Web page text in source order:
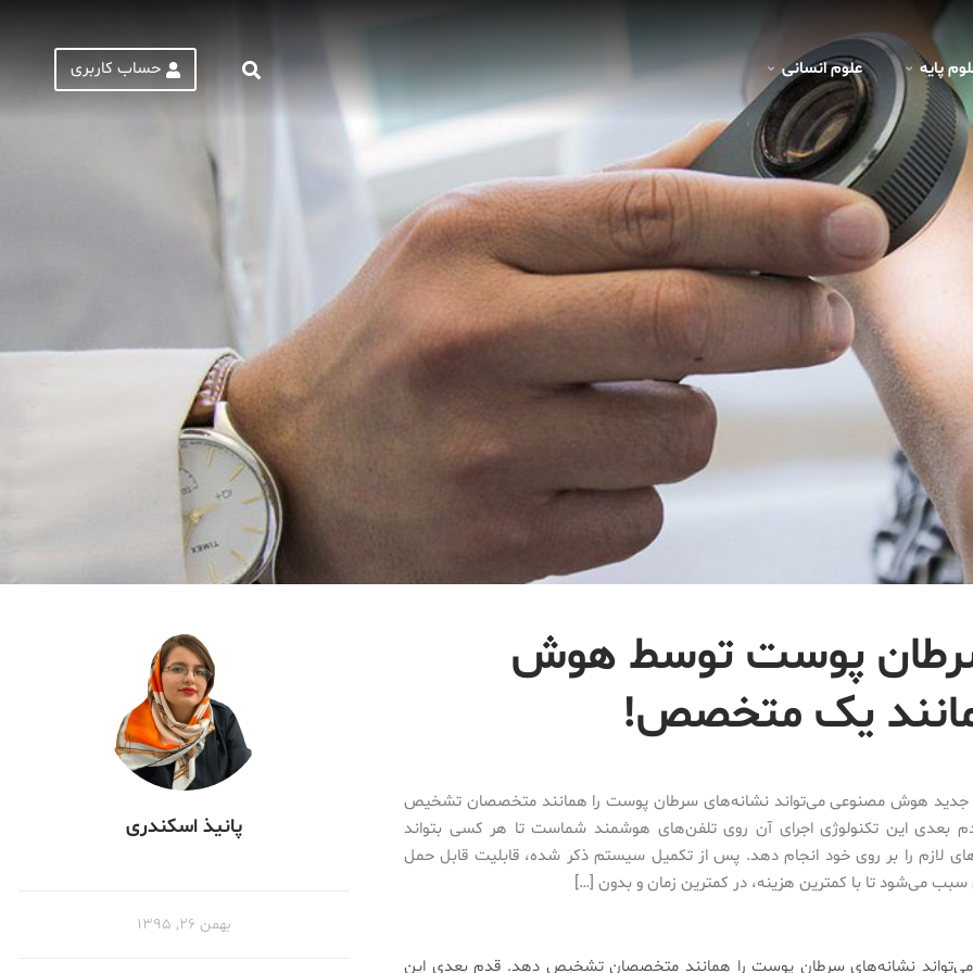
پايه علوم انسانی حساب کاربری
پوست توسط هوش
یک متخصص!
هوش مصنوعی می‌تواند نشانه‌های سرطان پوست را همانند متخصصان تشخیص
بعدی این تکنولوژی اجرای آن روی تلفن‌های هوشمند شماست تا هر کسی بتواند
لازم را بر روی خود انجام دهد. پس از تکمیل سیستم ذکر شده، قابلیت قابل حمل
می‌شود تا با کمترین هزینه، در کمترین زمان و بدون […]
نشانه‌های سرطان پوست را همانند متخصصان تشخیص دهد. قدم بعدی این
پانیذ اسکندری
بهمن ۲۶, ۱۳۹۵